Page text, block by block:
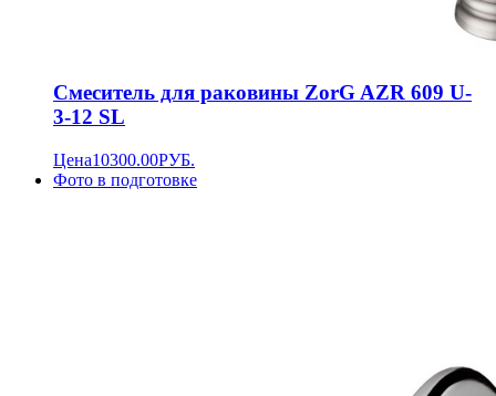
Смеситель для раковины ZorG AZR 609 U-
3-12 SL
Цена10300.00РУБ.
Фото в подготовке